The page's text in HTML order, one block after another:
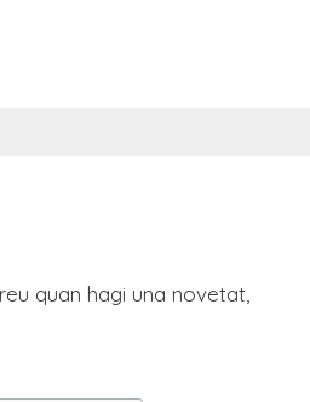
quan hagi una novetat,